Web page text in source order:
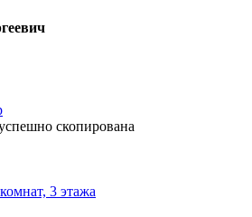
скопирована
3 этажа